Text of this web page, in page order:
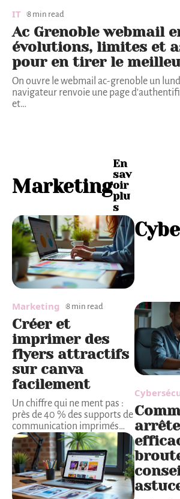
IT 8 min read
Ac Grenoble webmail
évolutions, limites et
pour en tirer le
On ouvre le webmail ac-grenoble un
navigateur renvoie une page
et…
Marketing
En
sav
oir
plu
s
Marketing 8 min read
Créer et
imprimer des
flyers attractifs
sur canva
facilement
Un chiffre qui ne ment pas :
près de 40 % des supports de
communication imprimés…